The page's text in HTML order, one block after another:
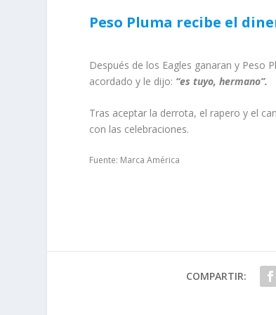
Peso Pluma recibe el
Después de los Eagles ganaran y Peso
acordado y le dijo: “es tuyo, hermano”.
Tras aceptar la derrota, el rapero y el
con las celebraciones.
Fuente: Marca América
COMPARTIR: